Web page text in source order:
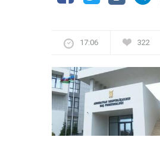
17:06 322